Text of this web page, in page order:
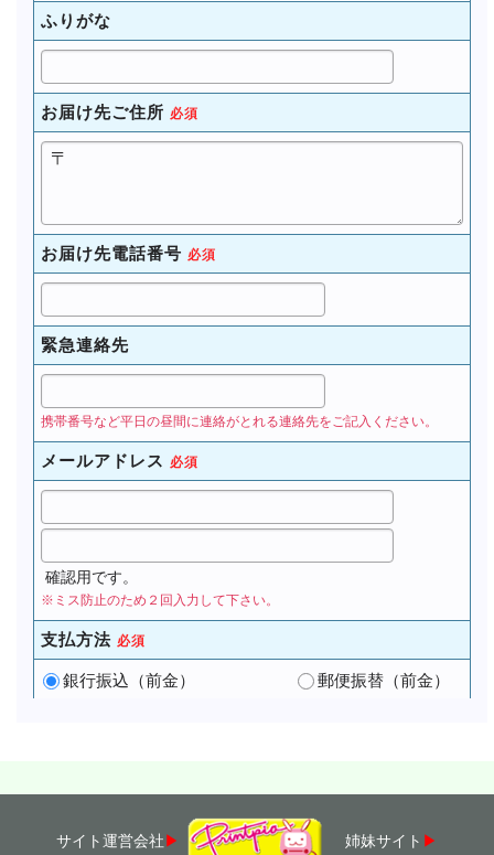
サイト運営会社▶ 姉妹サイト ▶